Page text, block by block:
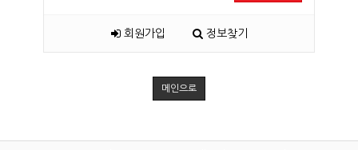
회원가입 정보찾기
메인으로